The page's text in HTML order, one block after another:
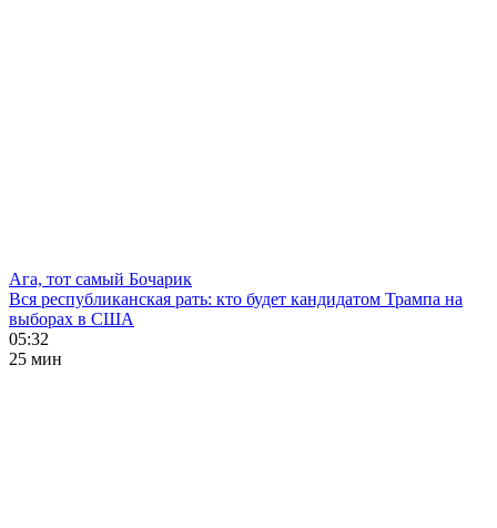
Ага, тот самый Бочарик
Вся республиканская рать: кто будет кандидатом Трампа на
выборах в США
05:32
25 мин